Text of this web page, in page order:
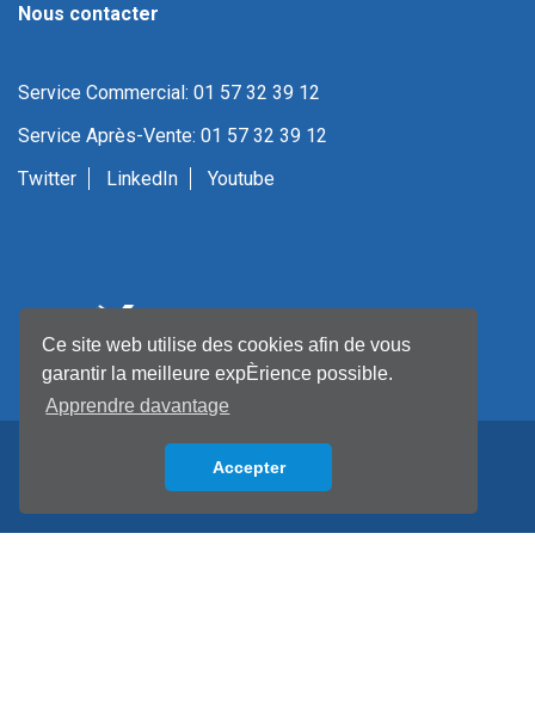
Ce site web utilise des cookies afin de vous
garantir la meilleure expÈrience possible.
Apprendre davantage
Accepter
Nous contacter
Service Commercial: 01 57 32 39 12
Service Après-Vente: 01 57 32 39 12
Twitter
LinkedIn Youtube
Back to top